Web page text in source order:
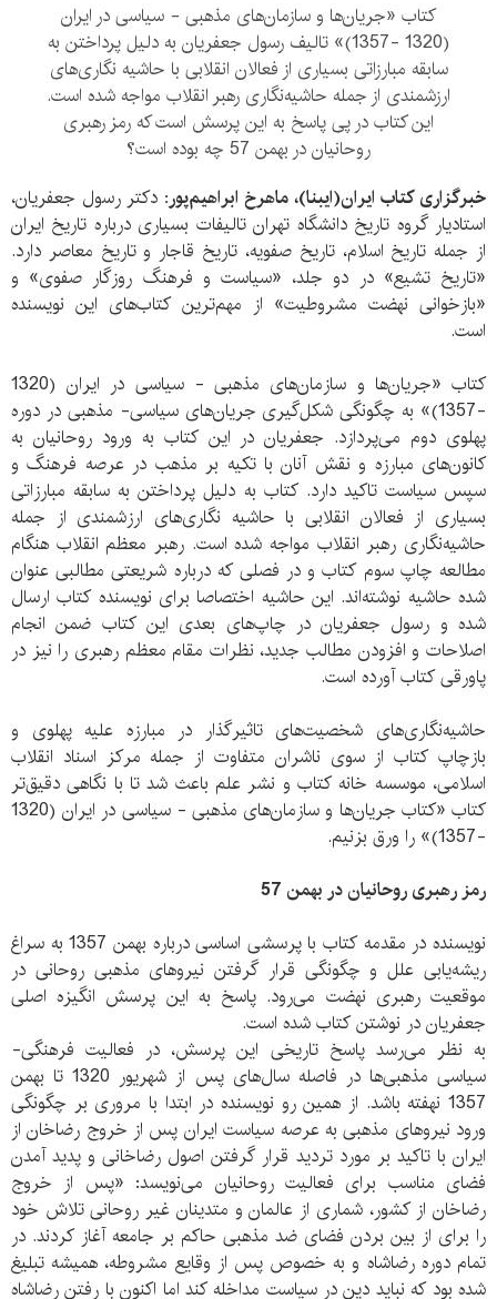
کتاب «جریان‌ها و سازمان‌های مذهبی - سیاسی در ایران
(1320 -1357)» تالیف رسول جعفریان به دلیل پرداختن به
سابقه مبارزاتی بسیاری از فعالان انقلابی با حاشیه نگاری‌های
ارزشمندی از جمله حاشیه‌نگاری رهبر انقلاب مواجه شده است.
این کتاب در پی پاسخ به این پرسش است که رمز رهبری
روحانیان در بهمن 57 چه بوده است؟
خبرگزاری کتاب ایران(ایبنا)، ماهرخ ابراهیم‌پور: دکتر رسول جعفریان،
استادیار گروه تاریخ دانشگاه تهران تالیفات بسیاری درباره تاریخ ایران
از جمله تاریخ اسلام، تاریخ صفویه، تاریخ قاجار و تاریخ معاصر دارد.
«تاریخ تشیع» در دو جلد، «سیاست و فرهنگ روزگار صفوی» و
«بازخوانی نهضت مشروطیت» از مهم‌ترین کتاب‌های این نویسنده
است.
کتاب «جریان‌ها و سازمان‌های مذهبی - سیاسی در ایران (1320
-1357)» به چگونگی شکل‌گیری جریان‌های سیاسی- مذهبی در دوره
پهلوی دوم می‌پردازد. جعفریان در این کتاب به ورود روحانیان به
کانون‌های مبارزه و نقش آنان با تکیه بر مذهب در عرصه فرهنگ و
سپس سیاست تاکید دارد. کتاب به دلیل پرداختن به سابقه مبارزاتی
بسیاری از فعالان انقلابی با حاشیه نگاری‌های ارزشمندی از جمله
حاشیه‌نگاری رهبر انقلاب مواجه شده است. رهبر معظم انقلاب هنگام
مطالعه چاپ سوم کتاب و در فصلی که درباره شریعتی مطالبی عنوان
شده حاشیه نوشته‌اند. این حاشیه اختصاصا برای نویسنده کتاب ارسال
شده و رسول جعفریان در چاپ‌های بعدی این کتاب ضمن انجام
اصلاحات و افزودن مطالب جدید، نظرات مقام معظم رهبری را نیز در
پاورقی کتاب آورده است.
حاشیه‌نگاری‌های شخصیت‌های تاثیرگذار در مبارزه علیه پهلوی و
بازچاپ کتاب از سوی ناشران متفاوت از جمله مرکز اسناد انقلاب
اسلامی، موسسه خانه کتاب و نشر علم باعث شد تا با نگاهی دقیق‌تر
کتاب «کتاب جریان‌ها و سازمان‌های مذهبی - سیاسی در ایران (1320
-1357)» را ورق بزنیم.
رمز رهبری روحانیان در بهمن 57
نویسنده در مقدمه کتاب با پرسشی اساسی درباره بهمن 1357 به سراغ
ریشه‌یابی علل و چگونگی قرار گرفتن نیروهای مذهبی روحانی در
موقعیت رهبری نهضت می‌رود. پاسخ به این پرسش انگیزه اصلی
جعفریان در نوشتن کتاب شده است.
به نظر می‌رسد پاسخ تاریخی این پرسش، در فعالیت فرهنگی-
سیاسی مذهبی‌ها در فاصله سال‌های پس از شهریور 1320 تا بهمن
1357 نهفته باشد. از همین رو نویسنده در ابتدا با مروری بر چگونگی
ورود نیروهای مذهبی به عرصه سیاست ایران پس از خروج رضاخان از
ایران با تاکید بر مورد تردید قرار گرفتن اصول رضاخانی و پدید آمدن
فضای مناسب برای فعالیت روحانیان می‌نویسد: «پس از خروج
رضاخان از کشور، شماری از عالمان و متدینان غیر روحانی تلاش خود
را برای از بین بردن فضای ضد مذهبی حاکم بر جامعه آغاز کردند. در
تمام دوره رضاشاه و به خصوص پس از وقایع مشروطه، همیشه تبلیغ
شده بود که نباید دین در سیاست مداخله کند اما اکنون با رفتن رضاشاه